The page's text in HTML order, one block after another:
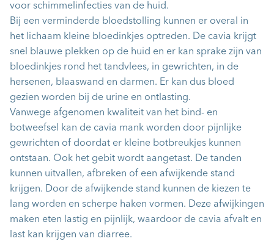
voor schimmelinfecties van de huid.
Bij een verminderde bloedstolling kunnen er overal in
het lichaam kleine bloedinkjes optreden. De cavia krijgt
snel blauwe plekken op de huid en er kan sprake zijn van
bloedinkjes rond het tandvlees, in gewrichten, in de
hersenen, blaaswand en darmen. Er kan dus bloed
gezien worden bij de urine en ontlasting.
Vanwege afgenomen kwaliteit van het bind- en
botweefsel kan de cavia mank worden door pijnlijke
gewrichten of doordat er kleine botbreukjes kunnen
ontstaan. Ook het gebit wordt aangetast. De tanden
kunnen uitvallen, afbreken of een afwijkende stand
krijgen. Door de afwijkende stand kunnen de kiezen te
lang worden en scherpe haken vormen. Deze afwijkingen
maken eten lastig en pijnlijk, waardoor de cavia afvalt en
last kan krijgen van diarree.